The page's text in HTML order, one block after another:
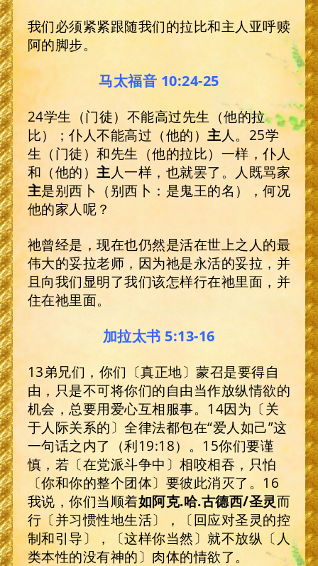
我们必须紧紧跟随我们的拉比和主人亚呼赎
阿的脚步。
马太福音 10:24-25
24学生（门徒）不能高过先生（他的拉
比）；仆人不能高过（他的） 主 人。25学
生（门徒）和先生（他的拉比）一样，仆人
和（他的） 主 人一样，也就罢了。人既骂家
主是别西卜（别西卜：是鬼王的名），何况
他的家人呢？
祂曾经是，现在也仍然是活在世上之人的最
伟大的妥拉老师，因为祂是永活的妥拉，并
且向我们显明了我们该怎样行在祂里面，并
住在祂里面。
加拉太书 5:13-16
13弟兄们，你们〔真正地〕蒙召是要得自
由，只是不可将你们的自由当作放纵情欲的
机会，总要用爱心互相服事。14因为〔关
于人际关系的〕全律法都包在“爱人如己”这
一句话之内了（利19:18）。15你们要谨
慎，若〔在党派斗争中〕相咬相吞，只怕
〔你和你的整个团体〕要彼此消灭了。16
我说，你们当顺着如阿克.哈.古德西/圣灵而
行〔并习惯性地生活〕，〔回应对圣灵的控
制和引导〕，〔这样你当然〕就不放纵〔人
类本性的没有神的〕肉体的情欲了。